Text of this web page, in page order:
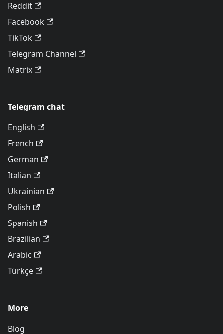
Reddit
Facebook
TikTok
Telegram Channel
Matrix
Telegram chat
English
French
German
Italian
Ukrainian
Polish
Spanish
Brazilian
Arabic
Türkçe
More
Blog